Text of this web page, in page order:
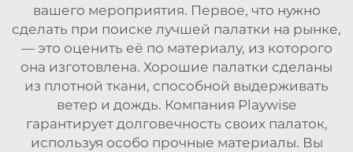
вашего мероприятия. Первое, что нужно
сделать при поиске лучшей палатки на рынке,
— это оценить её по материалу, из которого
она изготовлена. Хорошие палатки сделаны
из плотной ткани, способной выдерживать
ветер и дождь. Компания Playwise
гарантирует долговечность своих палаток,
используя особо прочные материалы. Вы